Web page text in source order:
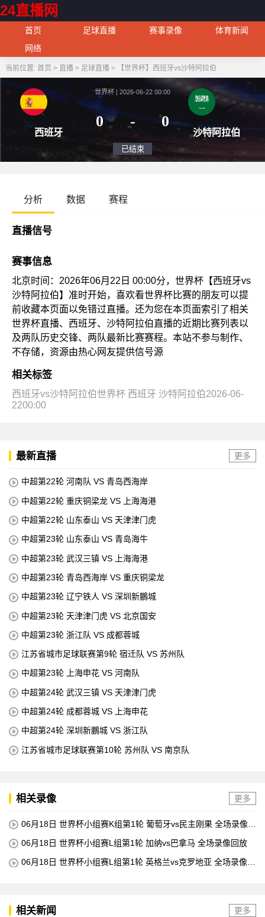
24直播网
首页 足球直播 赛事录像
体育新闻
网络
当前位置: 首页 > 直播> 足球直播> 【世界杯】西班牙vs沙特阿拉伯
西班牙
世界杯 | 2026-06-22 00:00
0
沙特
分析 数据 赛程
直播信号
赛事信息
北京时间：2026年06月22日 00:00分，世界杯【西班牙vs
沙特阿拉伯】准时开始，喜欢看世界杯比赛的朋友可以提
前收藏本页面以免错过直播。还为您在本页面索引了相关
世界杯直播、西班牙、沙特阿拉伯直播的近期比赛列表以
及两队历史交锋、两队最新比赛赛程。本站不参与制作、
不存储，资源由热心网友提供信号源
相关标签
西班牙vs沙特阿拉伯世界杯 西班牙 沙特阿拉伯2026-06-
2200:00
最新直播 更多
中超第22轮 河南队 VS 青岛西海岸
中超第22轮 重庆铜梁龙 VS 上海海港
中超第22轮 山东泰山 VS 天津津门虎
中超第23轮 山东泰山 VS 青岛海牛
中超第23轮 武汉三镇 VS 上海海港
中超第23轮 青岛西海岸 VS 重庆铜梁龙
中超第23轮 辽宁铁人 VS 深圳新鵬城
中超第23轮 天津津门虎 VS 北京国安
中超第23轮 浙江队 VS 成都蓉城
江苏省城市足球联赛第9轮 宿迁队 VS 苏州队
中超第23轮 上海申花 VS 河南队
中超第24轮 武汉三镇 VS 天津津门虎
中超第24轮 成都蓉城 VS 上海申花
中超第24轮 深圳新鵬城 VS 浙江队
江苏省城市足球联赛第10轮 苏州队 VS 南京队
相关录像 更多
06月18日 世界杯小组赛K组第1轮 葡萄牙vs民主刚果 全场录像回
06月18日 世界杯小组赛L组第1轮 加纳vs巴拿马 全场录像回放
06月18日 世界杯小组赛L组第1轮 英格兰vs克罗地亚 全场录像回
相关新闻 更多